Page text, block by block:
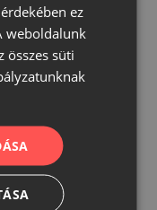
ez
weboldalunk
összes süti